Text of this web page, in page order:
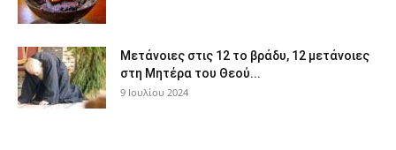
Μετάνοιες στις 12 το βράδυ, 12 μετάνοιες
στη Μητέρα του Θεού...
9 Ιουλίου 2024